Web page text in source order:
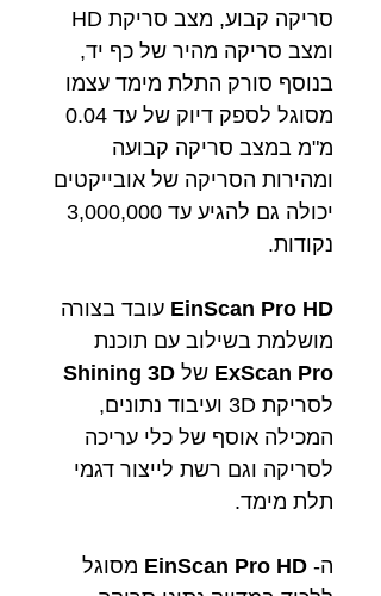
סריקה קבוע, מצב סריקת HD
ומצב סריקה מהיר של כף יד,
בנוסף סורק התלת מימד עצמו
מסוגל לספק דיוק של עד 0.04
מ"מ במצב סריקה קבועה
ומהירות הסריקה של אובייקטים
יכולה גם להגיע עד 3,000,000
נקודות.
EinScan Pro HD עובד בצורה
מושלמת בשילוב עם תוכנת
ExScan Pro של Shining 3D
לסריקת 3D ועיבוד נתונים,
המכילה אוסף של כלי עריכה
לסריקה וגם רשת לייצור דגמי
תלת מימד.
ה- EinScan Pro HD מסוגל